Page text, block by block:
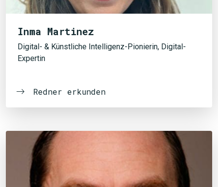
Inma Martinez
Digital- & Künstliche Intelligenz-Pionierin, Digital-
Expertin
Redner erkunden